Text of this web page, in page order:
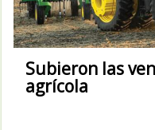
Subieron las
agrícola